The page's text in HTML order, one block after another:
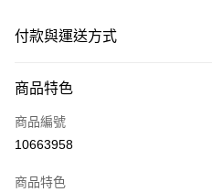
付款與運送方式
信用卡一次付款
LINE Pay
商品特色
商品編號
10663958
商品特色